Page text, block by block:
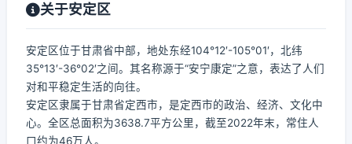
关于安定区
安定区位于甘肃省中部，地处东经104°12′-105°01′，北纬
35°13′-36°02′之间。其名称源于“安宁康定”之意，表达了人们
对和平稳定生活的向往。
安定区隶属于甘肃省定西市，是定西市的政治、经济、文化中
心。全区总面积为3638.7平方公里，截至2022年末，常住人
口约为46万人。